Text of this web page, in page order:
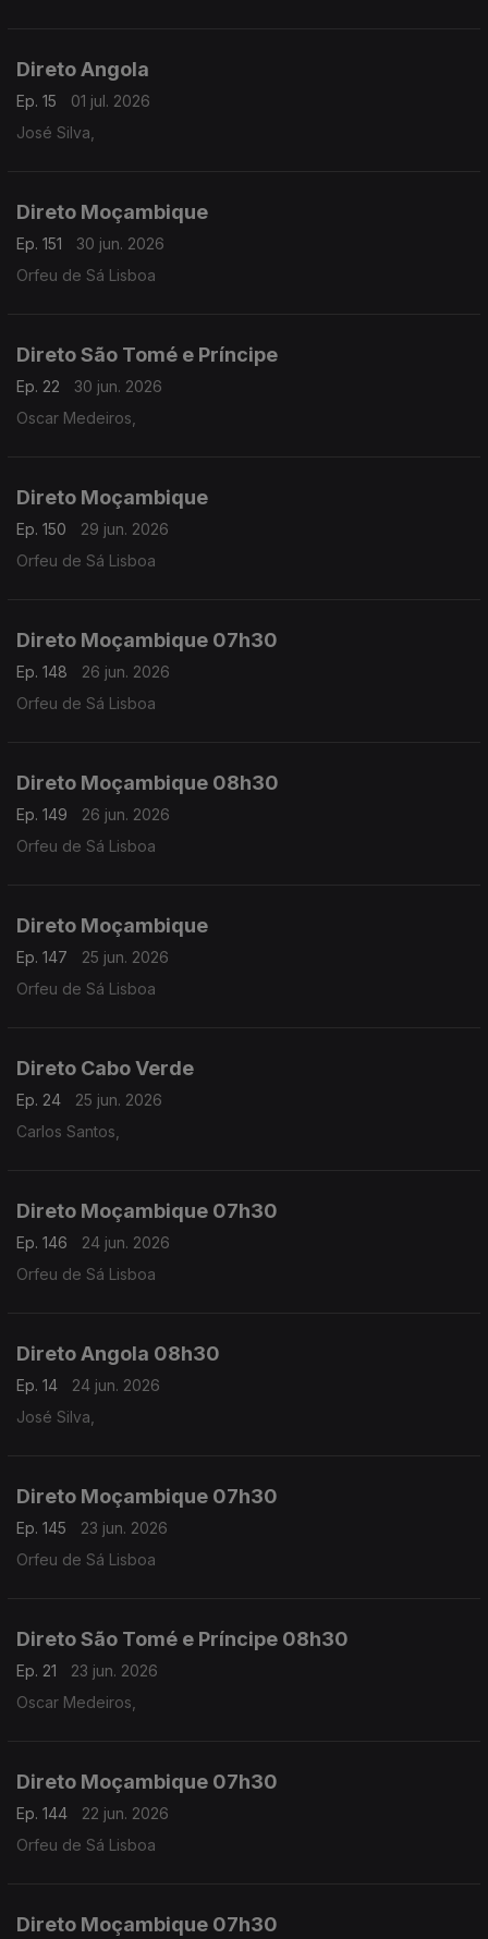
Direto Angola
Ep. 15
01 jul. 2026
José Silva,
Direto Moçambique
Ep. 151
30 jun. 2026
Orfeu de Sá Lisboa
Direto São Tomé e Príncipe
Ep. 22
30 jun. 2026
Oscar Medeiros,
Direto Moçambique
Ep. 150
29 jun. 2026
Orfeu de Sá Lisboa
Direto Moçambique 07h30
Ep. 148
26 jun. 2026
Orfeu de Sá Lisboa
Direto Moçambique 08h30
Ep. 149
26 jun. 2026
Orfeu de Sá Lisboa
Direto Moçambique
Ep. 147
25 jun. 2026
Orfeu de Sá Lisboa
Direto Cabo Verde
Ep. 24
25 jun. 2026
Carlos Santos,
Direto Moçambique 07h30
Ep. 146
24 jun. 2026
Orfeu de Sá Lisboa
Direto Angola 08h30
Ep. 14
24 jun. 2026
José Silva,
Direto Moçambique 07h30
Ep. 145
23 jun. 2026
Orfeu de Sá Lisboa
Direto São Tomé e Príncipe 08h30
Ep. 21
23 jun. 2026
Oscar Medeiros,
Direto Moçambique 07h30
Ep. 144
22 jun. 2026
Orfeu de Sá Lisboa
Direto Moçambique 07h30